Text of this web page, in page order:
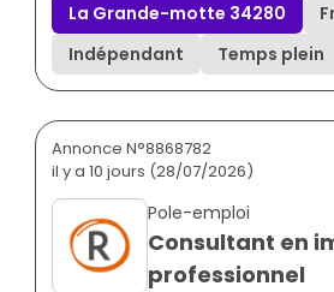
La Grande-motte 34280
Indépendant
Temps plein
Annonce N°8868782
il y a 10 jours (28/07/2026)
Pole-emploi
Consultant en
professionnel